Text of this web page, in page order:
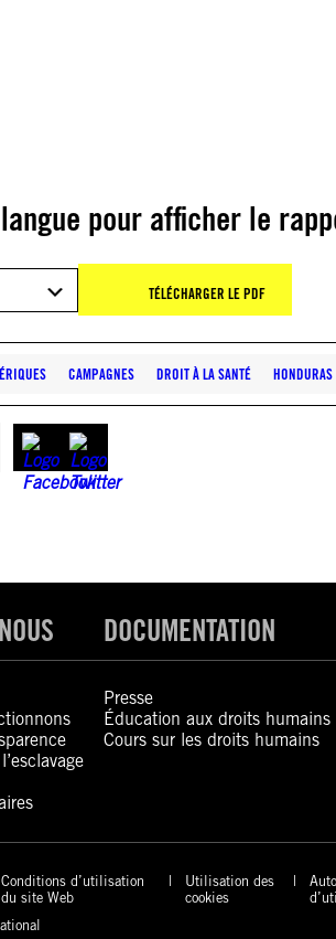
pour afficher le
TÉLÉCHARGER LE PDF
CAMPAGNES DROIT À LA SANTÉ HONDURAS
DOCUMENTATION
Presse
Éducation aux droits humains
Cours sur les droits humains
Conditions d’utilisation
du site Web
Utilisation des
cookies